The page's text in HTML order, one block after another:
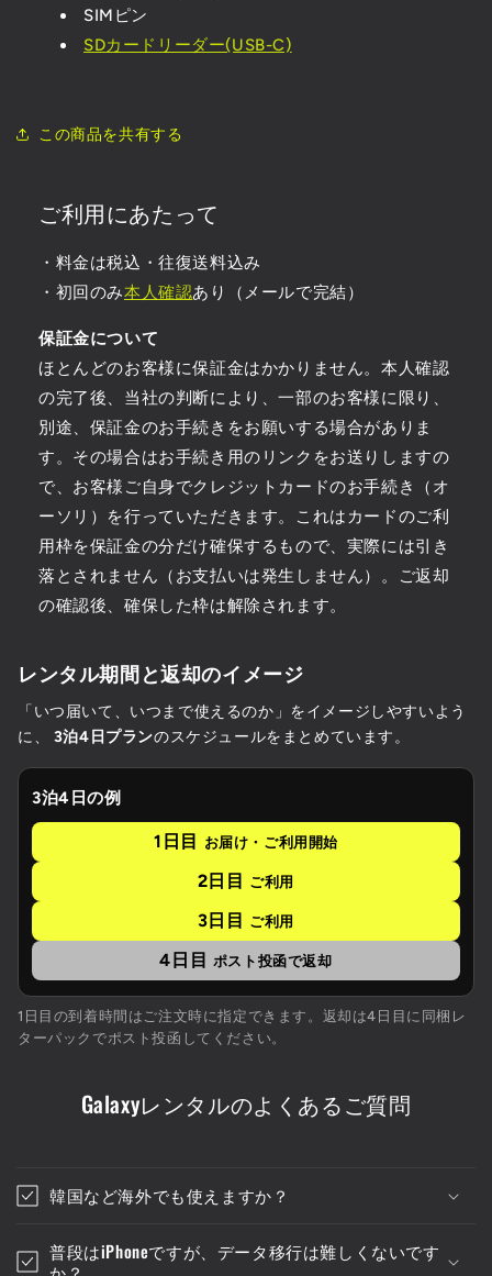
SIMピン
SDカードリーダー(USB-C)
この商品を共有する
ご利用にあたって
・料金は税込・往復送料込み
・初回のみ本人確認あり（メールで完結）
保証金について
ほとんどのお客様に保証金はかかりません。本人確認
の完了後、当社の判断により、一部のお客様に限り、
別途、保証金のお手続きをお願いする場合がありま
す。その場合はお手続き用のリンクをお送りしますの
で、お客様ご自身でクレジットカードのお手続き（オ
ーソリ）を行っていただきます。これはカードのご利
用枠を保証金の分だけ確保するもので、実際には引き
落とされません（お支払いは発生しません）。ご返却
の確認後、確保した枠は解除されます。
レンタル期間と返却のイメージ
「いつ届いて、いつまで使えるのか」をイメージしやすいよう
に、 3泊4日プランのスケジュールをまとめています。
3泊4日の例
1日目 お届け・ご利用開始
2日目 ご利用
3日目 ご利用
4日目 ポスト投函で返却
1日目の到着時間はご注文時に指定できます。返却は4日目に同梱レ
ターパックでポスト投函してください。
Galaxyレンタルのよくあるご質問
韓国など海外でも使えますか？
普段はiPhoneですが、データ移行は難しくないです